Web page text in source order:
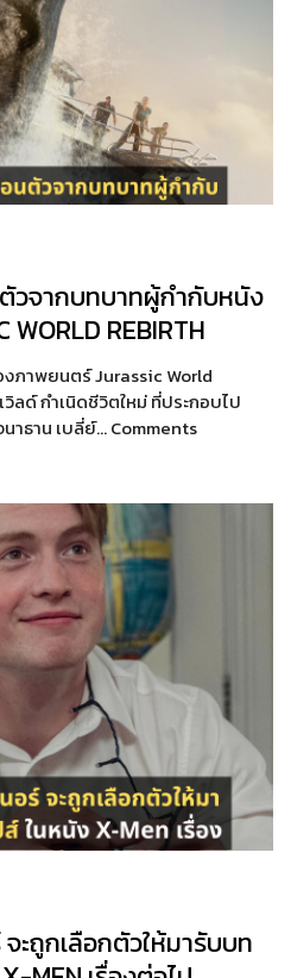
ตัวจากบทบาทผู้กำกับหนัง
REBIRTH
ภาพยนตร์ Jurassic World
ลด์ กำเนิดชีวิตใหม่ ที่ประกอบไป
าธาน เบลี่ย์… Comments
ะถูกเลือกตัวให้มารับบท